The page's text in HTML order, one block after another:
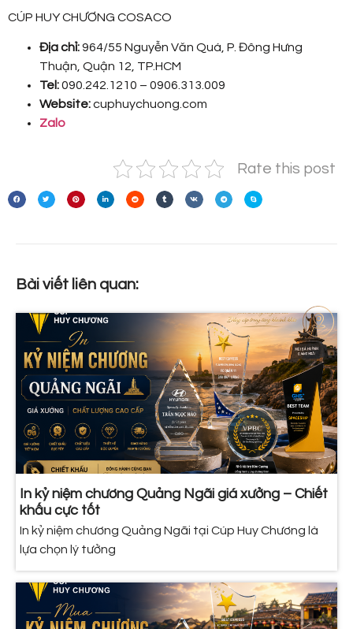
CÚP HUY CHƯƠNG COSACO
Địa chỉ:964/55 Nguyễn Văn Quá, P. Đông Hưng
Thuận, Quận 12, TP.HCM
Tel:090.242.1210 – 0906.313.009
Website:cuphuychuong.com
Zalo
Rate this post
Bài viết liên quan:
In kỷ niệm chương Quảng Ngãi giá xưởng – Chiết
khấu cực tốt
In kỷ niệm chương Quảng Ngãi tại Cúp Huy Chương là
lựa chọn lý tưởng